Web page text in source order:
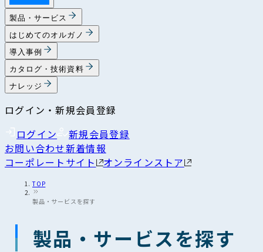
製品・サービス
はじめてのオルガノ
導入事例
カタログ・技術資料
ナレッジ
ログイン・新規会員登録
ログイン
新規会員登録
お問い合わせ新着情報
コーポレートサイト
オンラインストア
TOP
製品・サービスを探す
製品・サービスを探す